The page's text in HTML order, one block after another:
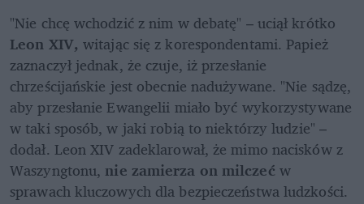
"Nie chcę wchodzić z nim w debatę" – uciął krótko
Leon XIV, witając się z korespondentami. Papież
zaznaczył jednak, że czuje, iż przesłanie
chrześcijańskie jest obecnie nadużywane. "Nie sądzę,
aby przesłanie Ewangelii miało być wykorzystywane
w taki sposób, w jaki robią to niektórzy ludzie" –
dodał. Leon XIV zadeklarował, że mimo nacisków z
Waszyngtonu, nie zamierza on milczeć w
sprawach kluczowych dla bezpieczeństwa ludzkości.